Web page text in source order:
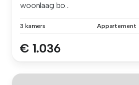
woonlaag bo...
3 kamers Appartement
€ 1.036